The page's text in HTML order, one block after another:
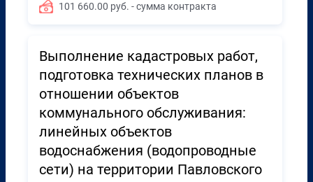
101 660.00 руб. - сумма контракта
Выполнение кадастровых работ,
подготовка технических планов в
отношении объектов
коммунального обслуживания:
линейных объектов
водоснабжения (водопроводные
сети) на территории Павловского